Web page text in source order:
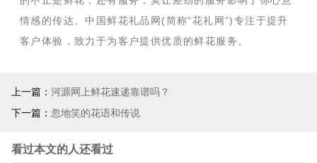
情感的传达。中国鲜花礼品网(简称“花礼网”)专注于提升
客户体验，致力于为客户提供优质的鲜花服务。
上一篇： 河源网上鲜花速递靠谱吗？
下一篇： 忽地笑的花语和传说
看过本文的人还看过